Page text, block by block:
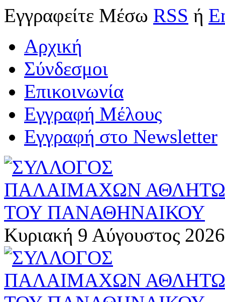
Εγγραφείτε Μέσω RSS ή
Αρχική
Σύνδεσμοι
Επικοινωνία
Εγγραφή Μέλους
Εγγραφή στο Newsletter
Κυριακή 9 Αύγουστος